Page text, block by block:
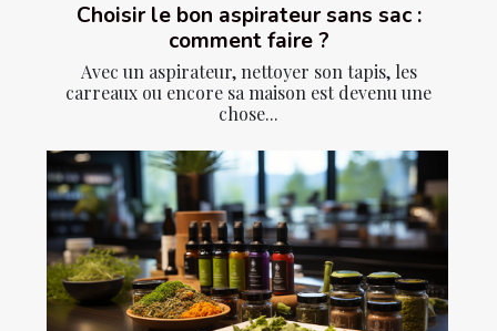
Choisir le bon aspirateur sans sac :
comment faire ?
Avec un aspirateur, nettoyer son tapis, les
carreaux ou encore sa maison est devenu une
chose...